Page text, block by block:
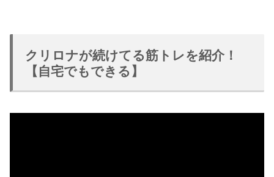
クリロナが続けてる筋トレを紹介！
【自宅でもできる】